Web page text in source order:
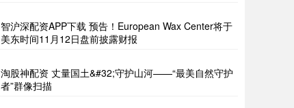
智沪深配资APP下载 预告！European Wax Center将于
美东时间11月12日盘前披露财报
淘股神配资 丈量国土&#32;守护山河——“最美自然守护
者”群像扫描